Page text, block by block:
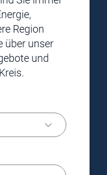
Region
über unser
und